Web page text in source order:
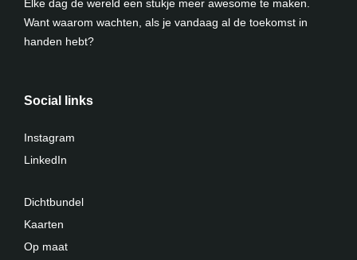
Elke dag de wereld een stukje meer awesome te maken.
Want waarom wachten, als je vandaag al de toekomst in
handen hebt?
Social links
Instagram
LinkedIn
Dichtbundel
Kaarten
Op maat